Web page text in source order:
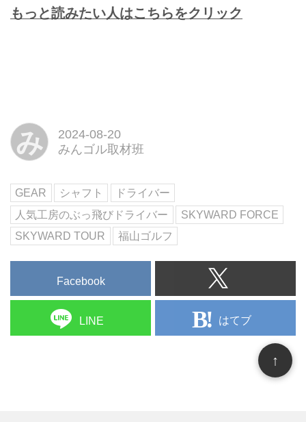
プロだ。
合わせ、ヘッドとシャフトを組む
「カスタムクラブ(地クラブ)」が
地域に根ざした大衆的な中華料理
人気だ。そこで、人気工房の「飛
半世紀にわたり世に出たほぼすべ
てのクラブを打ってきた堀越良和
プロだ。
もっと読みたい人はこちらをクリック
み
2024-08-20
みんゴル取材班
GEAR シャフト
ドライバー
人気工房のぶっ飛びドライバー
SKYWARD FORCE
SKYWARD TOUR
福山ゴルフ
Facebook
LINE はてブ
↑